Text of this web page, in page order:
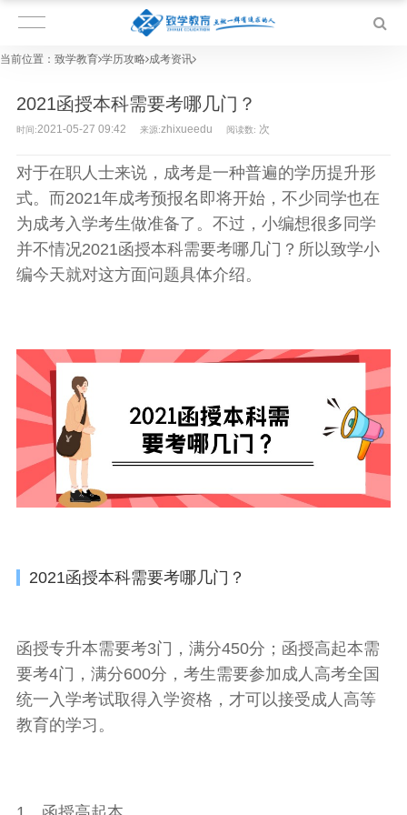
当前位置： 致学教育 学历攻略 成考资讯
2021函授本科需要考哪几门？
时间:2021-05-27 09:42 来源:zhixueedu 阅读数: 次
对于在职人士来说，成考是一种普遍的学历提升形
式。而2021年成考预报名即将开始，不少同学也在
为成考入学考生做准备了。不过，小编想很多同学
并不情况2021函授本科需要考哪几门？所以致学小
编今天就对这方面问题具体介绍。
2021函授本科需要考哪几门？
函授专升本需要考3门，满分450分；函授高起本需
要考4门，满分600分，考生需要参加成人高考全国
统一入学考试取得入学资格，才可以接受成人高等
教育的学习。